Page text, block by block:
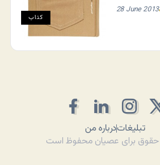
کتاب
28 June 2013
درباره منتبلیغات